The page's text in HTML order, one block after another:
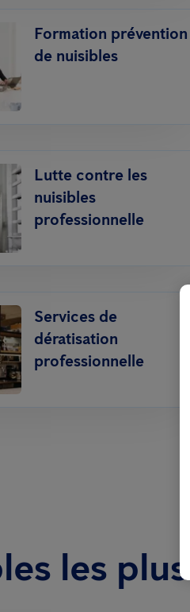
Formation prévention
de nuisibles
Lutte contre les
nuisibles
professionnelle
Services de
dératisation
professionnelle
les